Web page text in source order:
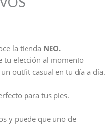
la tienda NEO.
tu elección al momento
outfit casual en tu día a día.
para tus pies.
y puede que uno de